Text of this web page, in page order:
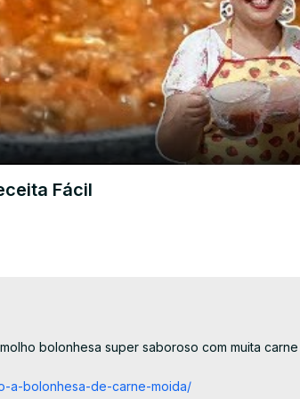
Fácil
bolonhesa super saboroso com muita
a-bolonhesa-de-carne-moida/